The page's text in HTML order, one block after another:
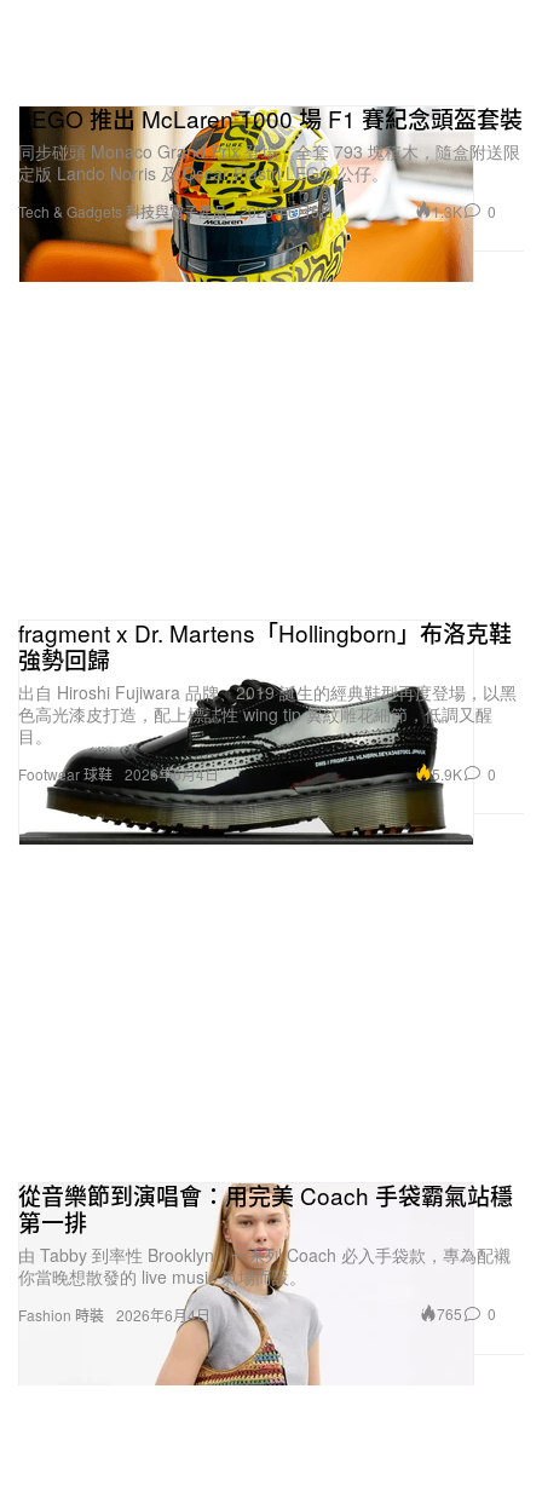
Tech & Gadgets 科技與電子產品
LEGO 推出 McLaren 1000 場 F1 賽紀念頭盔套裝
同步碰頭 Monaco Grand Prix 登場，全套 793 塊積木，隨盒附送限
定版 Lando Norris 及 Oscar Piastri LEGO 公仔。
2026年6月5日 1.3K 0
Footwear 球鞋
fragment x Dr. Martens「Hollingborn」布洛克鞋
強勢回歸
出自 Hiroshi Fujiwara 品牌、2019 誕生的經典鞋型再度登場，以黑
色高光漆皮打造，配上標誌性 wing tip 翼紋雕花細節，低調又醒
目。
2026年6月4日 5.9K 0
Fashion 時裝
從音樂節到演唱會：用完美 Coach 手袋霸氣站穩
第一排
由 Tabby 到率性 Brooklyn，一系列 Coach 必入手袋款，專為配襯
你當晚想散發的 live music 氣場而設。
2026年6月4日 765 0